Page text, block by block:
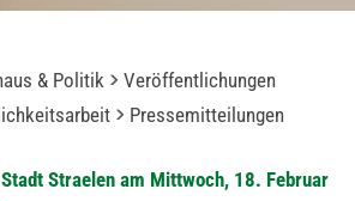
& Politik
Veröffentlichungen
Pressemitteilungen
Straelen am Mittwoch, 18. Februar